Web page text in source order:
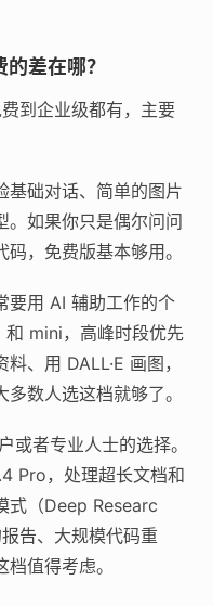
差在哪？
到企业级都有，主要
础对话、简单的图片
如果你只是偶尔问问
，免费版基本够用。
用 AI 辅助工作的个
mini，高峰时段优先
、用 DALL·E 画图，
数人选这档就够了。
者专业人士的选择。
Pro，处理超长文档和
式（Deep Researc
告、大规模代码重
值得考虑。